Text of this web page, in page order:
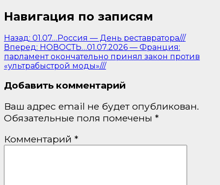
Навигация по записям
Назад: 01.07…Россия — День реставратора///
Вперед: НОВОСТЬ…01.07.2026 — Франция:
парламент окончательно принял закон против
«ультрабыстрой моды»///
Добавить комментарий
Ваш адрес email не будет опубликован.
Обязательные поля помечены *
Комментарий *